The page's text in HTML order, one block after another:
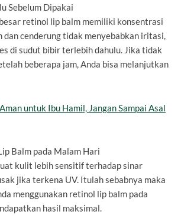
Sebelum Dipakai
retinol lip balm memiliki konsentrasi
dan cenderung tidak menyebabkan iritasi,
di sudut bibir terlebih dahulu. Jika tidak
beberapa jam, Anda bisa melanjutkan
untuk Ibu Hamil, Jangan Sampai Asal
Balm pada Malam Hari
kulit lebih sensitif terhadap sinar
jika terkena UV. Itulah sebabnya maka
menggunakan retinol lip balm pada
hasil maksimal.